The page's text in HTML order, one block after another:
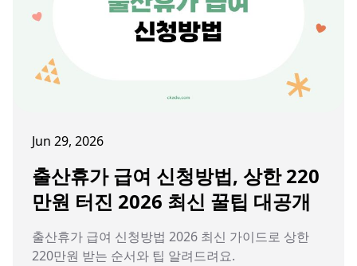
Jun 29, 2026
출산휴가 급여 신청방법, 상한 220
만원 터진 2026 최신 꿀팁 대공개
출산휴가 급여 신청방법 2026 최신 가이드로 상한
220만원 받는 순서와 팁 알려드려요.